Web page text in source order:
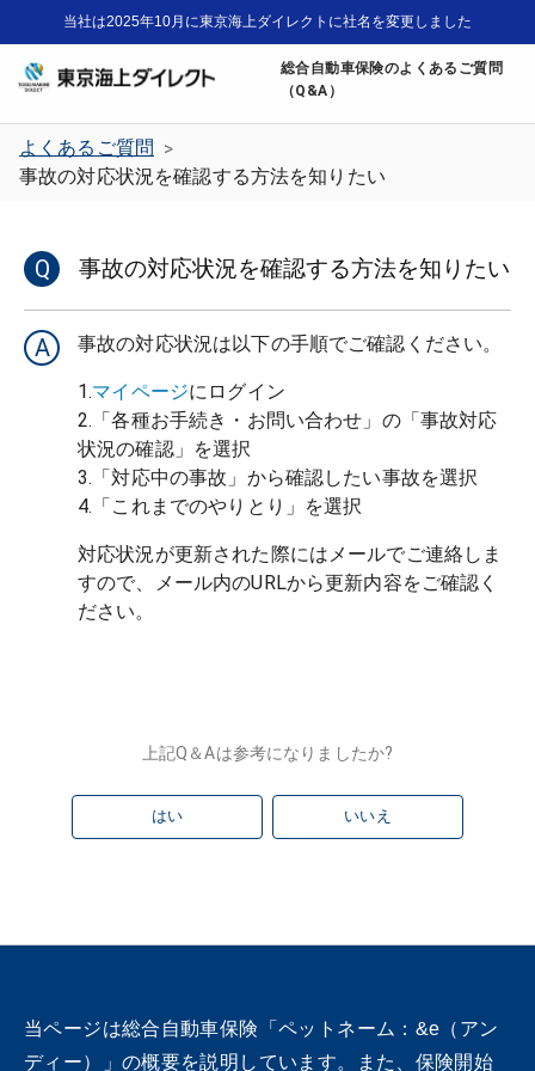
当社は2025年10月に東京海上ダイレクトに社名を変更しました
総合自動車保険のよくあるご質問
（Q&A）
よくあるご質問 >
事故の対応状況を確認する方法を知りたい
Q 事故の対応状況を確認する方法を知りたい
A
1.マイページにログイン
2.「各種お手続き・お問い合わせ」の「事故対応
状況の確認」を選択
3.「対応中の事故」から確認したい事故を選択
4.「これまでのやりとり」を選択
対応状況が更新された際にはメールでご連絡しま
すので、メール内のURLから更新内容をご確認く
上記Q＆Aは参考になりましたか?
はい いいえ
当ページは総合自動車保険「ペットネーム：&e（アン
ディー）」の概要を説明しています。また、保険開始